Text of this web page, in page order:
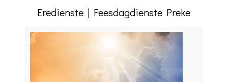
Eredienste | Feesdagdienste Preke